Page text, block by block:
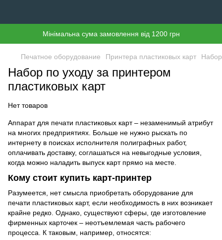
Мінімальна сума замовлення від 1200 грн
Печатное оборудование Принтера пластиковых карт
Аппарат для печати пластиковых карт – незаменимый атрибут
на многих предприятиях. Больше не нужно рыскать по
интернету в поисках исполнителя полиграфных работ,
оплачивать доставку, соглашаться на невыгодные условия,
когда можно наладить выпуск карт прямо на месте.
Кому стоит купить карт-принтер
Разумеется, нет смысла приобретать оборудование для
печати пластиковых карт, если необходимость в них возникает
крайне редко. Однако, существуют сферы, где изготовление
фирменных карточек – неотъемлемая часть рабочего
процесса. К таковым, например, относятся:
Набор по уходу за принтером
пластиковых карт
Нет товаров